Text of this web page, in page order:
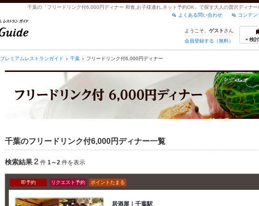
千葉の「フリードリンク付6,000円ディナー 和食,お子様連れ,ネット予約OK」で探す大人の贅沢ディナ
コンテン
よくある問い合わせ
ようこそ、 ゲスト さん
会員登録する（無料）
検
プレミアムレストランガイド 千葉 フリードリンク付6,000円ディナー
千葉のフリードリンク付6,000円ディナー一覧
検索結果2 件 1～2 件を表示
即予約 リクエスト予約 ポイントたまる
居酒屋｜千葉駅